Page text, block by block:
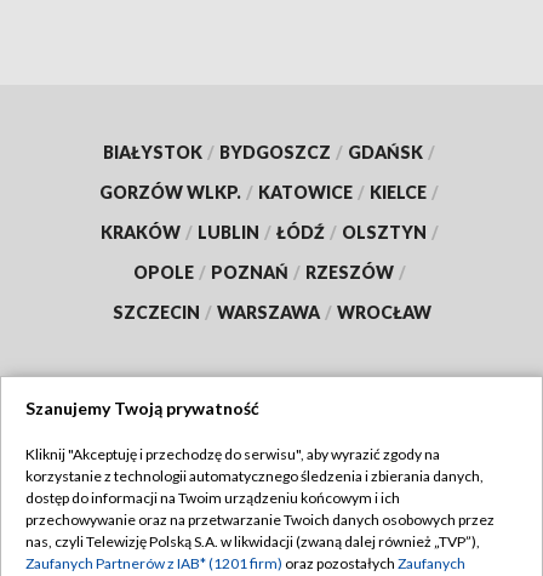
BIAŁYSTOK / BYDGOSZCZ / GDAŃSK /
GORZÓW WLKP. / KATOWICE / KIELCE /
KRAKÓW / LUBLIN / ŁÓDŹ / OLSZTYN /
OPOLE / POZNAŃ / RZESZÓW /
SZCZECIN / WARSZAWA / WROCŁAW
TVP
Abonament TVP
Emisja w TVP
Regulamin TVP
Polityka prywatności
Szanujemy Twoją prywatność
Kliknij "Akceptuję i przechodzę do serwisu", aby wyrazić zgody na
korzystanie z technologii automatycznego śledzenia i zbierania danych,
dostęp do informacji na Twoim urządzeniu końcowym i ich
przechowywanie oraz na przetwarzanie Twoich danych osobowych przez
nas, czyli Telewizję Polską S.A. w likwidacji (zwaną dalej również „TVP”),
Zaufanych Partnerów z IAB* (1201 firm) oraz pozostałych Zaufanych